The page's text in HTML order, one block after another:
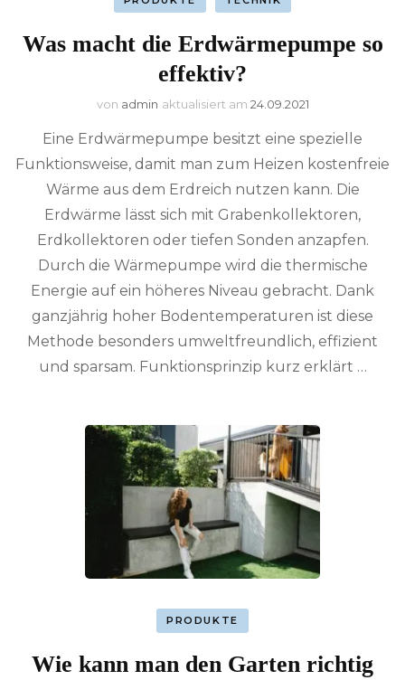
Was macht die Erdwärmepumpe so
effektiv?
von admin aktualisiert am 24.09.2021
Eine Erdwärmepumpe besitzt eine spezielle
Funktionsweise, damit man zum Heizen kostenfreie
Wärme aus dem Erdreich nutzen kann. Die
Erdwärme lässt sich mit Grabenkollektoren,
Erdkollektoren oder tiefen Sonden anzapfen.
Durch die Wärmepumpe wird die thermische
Energie auf ein höheres Niveau gebracht. Dank
ganzjährig hoher Bodentemperaturen ist diese
Methode besonders umweltfreundlich, effizient
und sparsam. Funktionsprinzip kurz erklärt …
PRODUKTE
Wie kann man den Garten richtig